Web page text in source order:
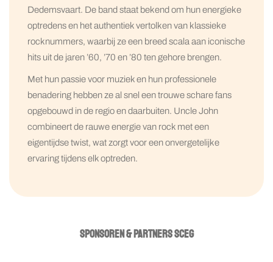
Dedemsvaart. De band staat bekend om hun energieke
optredens en het authentiek vertolken van klassieke
rocknummers, waarbij ze een breed scala aan iconische
hits uit de jaren ’60, ’70 en ’80 ten gehore brengen.
Met hun passie voor muziek en hun professionele
benadering hebben ze al snel een trouwe schare fans
opgebouwd in de regio en daarbuiten. Uncle John
combineert de rauwe energie van rock met een
eigentijdse twist, wat zorgt voor een onvergetelijke
ervaring tijdens elk optreden.
SPONSOREN & PARTNERS SCEG